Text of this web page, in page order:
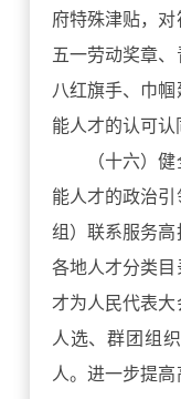
府特殊津贴，
五一劳动奖章
八红旗手、巾
能人才的认可认
（十六）健全
能人才的政治
组）联系服务
各地人才分类
才为人民代表
人选、群团组
人。进一步提